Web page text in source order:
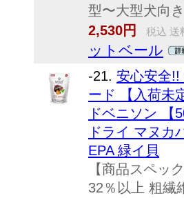
型〜大型犬向
2,530円
税込 送
ットベール
-21. 安心安全!!
ード 【入荷未
ドベニソン 【
ドライ マヌカ
EPA 緑イ貝
【商品スペッ
32％以上 粗繊